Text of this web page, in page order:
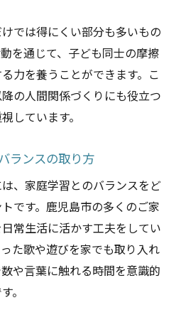
では得にくい部分も多いもの
を通じて、子ども同士の摩擦
力を養うことができます。こ
の人間関係づくりにも役立つ
しています。
ランスの取り方
、家庭学習とのバランスをど
です。鹿児島市の多くのご家
常生活に活かす工夫をしてい
た歌や遊びを家でも取り入れ
や言葉に触れる時間を意識的
。